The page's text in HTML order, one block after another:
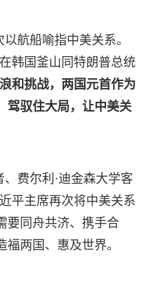
航船喻指中美关系。
韩国釜山同特朗普总统
和挑战，两国元首作为
驾驭住大局，让中美关
费尔利·迪金森大学客
平主席再次将中美关系
要同舟共济、携手合
两国、惠及世界。